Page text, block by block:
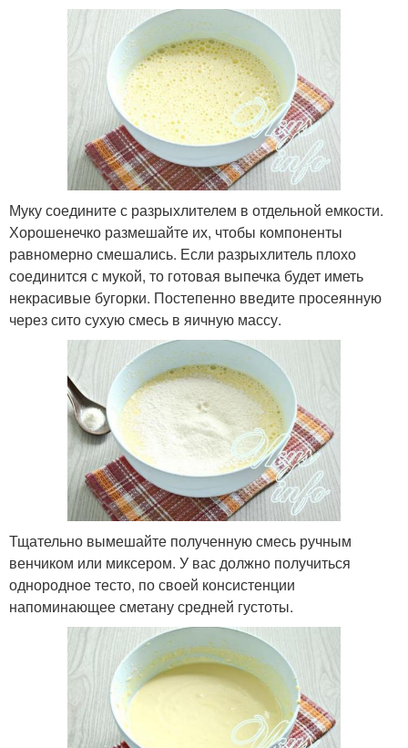
Муку соедините с разрыхлителем в отдельной емкости.
Хорошенечко размешайте их, чтобы компоненты
равномерно смешались. Если разрыхлитель плохо
соединится с мукой, то готовая выпечка будет иметь
некрасивые бугорки. Постепенно введите просеянную
через сито сухую смесь в яичную массу.
Тщательно вымешайте полученную смесь ручным
венчиком или миксером. У вас должно получиться
однородное тесто, по своей консистенции
напоминающее сметану средней густоты.